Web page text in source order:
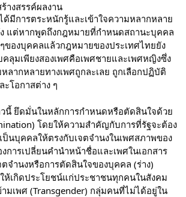
างสรรค์ผลงาน
มีการตระหนักรู้และเข้าใจความหลากหลาย
แต่หากพูดถึงกฎหมายที่กำหนดสถานะบุคคล
ของบุคคลแล้วกฎหมายของประเทศไทยยัง
ลุมเพียงสองเพศคือเพศชายและเพศหญิงซึ่ง
ลากหลายทางเพศถูกละเลย ถูกเลือกปฏิบัติ
ะโอกาสต่าง ๆ
วนี้ ยึดมั่นในหลักการกำหนดหรือตัดสินใจด้วย
โดยให้ความสำคัญกับการที่รัฐจะต้อง
ป็นบุคคลให้ตรงกับเจตจำนงในเพศสภาพของ
การเปลี่ยนคำนำหน้าชื่อและเพศในเอกสาร
ตจำนงหรือการตัดสินใจของบุคคล (ร่าง)
ห้เกิดประโยชน์แก่ประชาชนทุกคนในสังคม
มเพศ (Transgender) กลุ่มคนที่ไม่ได้อยู่ใน